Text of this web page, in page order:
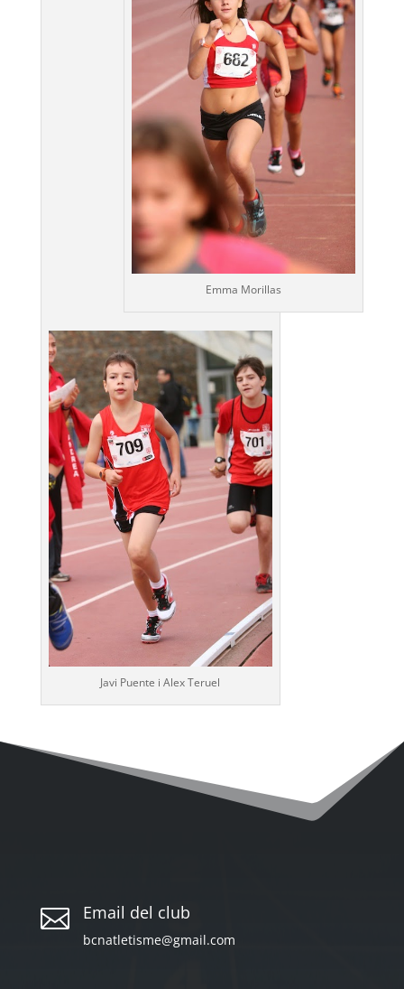
Emma Morillas
Javi Puente i Alex Teruel
 Email del club
bcnatletisme@gmail.com